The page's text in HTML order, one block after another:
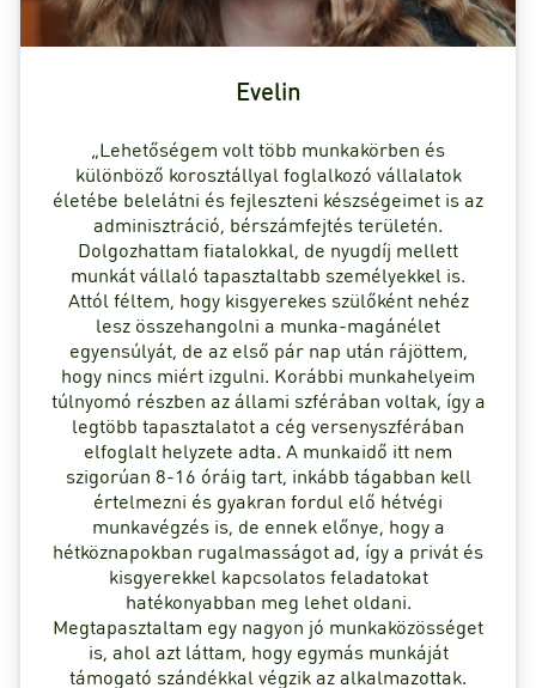
Evelin
„Lehetőségem volt több munkakörben és
különböző korosztállyal foglalkozó vállalatok
életébe belelátni és fejleszteni készségeimet is az
adminisztráció, bérszámfejtés területén.
Dolgozhattam fiatalokkal, de nyugdíj mellett
munkát vállaló tapasztaltabb személyekkel is.
Attól féltem, hogy kisgyerekes szülőként nehéz
lesz összehangolni a munka-magánélet
egyensúlyát, de az első pár nap után rájöttem,
hogy nincs miért izgulni. Korábbi munkahelyeim
túlnyomó részben az állami szférában voltak, így a
legtöbb tapasztalatot a cég versenyszférában
elfoglalt helyzete adta. A munkaidő itt nem
szigorúan 8-16 óráig tart, inkább tágabban kell
értelmezni és gyakran fordul elő hétvégi
munkavégzés is, de ennek előnye, hogy a
hétköznapokban rugalmasságot ad, így a privát és
kisgyerekkel kapcsolatos feladatokat
hatékonyabban meg lehet oldani.
Megtapasztaltam egy nagyon jó munkaközösséget
is, ahol azt láttam, hogy egymás munkáját
támogató szándékkal végzik az alkalmazottak.